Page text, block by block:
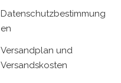
Datenschutzbestimmung
en
Versandplan und
Versandskosten